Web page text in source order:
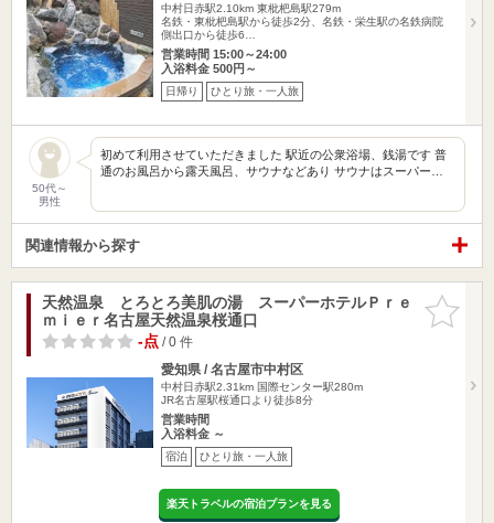
中村日赤駅2.10km 東枇杷島駅279m
名鉄・東枇杷島駅から徒歩2分、名鉄・栄生駅の名鉄病院
側出口から徒歩6…
営業時間 15:00～24:00
入浴料金 500円～
日帰り ひとり旅・一人旅
50代～
男性
初めて利用させていただきました 駅近の公衆浴場、銭湯です 普
通のお風呂から露天風呂、サウナなどあり サウナはスーパー…
関連情報から探す
お気に入
りに追加
天然温泉 とろとろ美肌の湯 スーパーホテルＰｒｅ
ｍｉｅｒ名古屋天然温泉桜通口
-点/ 0 件
愛知県 / 名古屋市中村区
中村日赤駅2.31km 国際センター駅280m
JR名古屋駅桜通口より徒歩8分
営業時間
入浴料金 ～
宿泊 ひとり旅・一人旅
楽天トラベルの宿泊プランを見る